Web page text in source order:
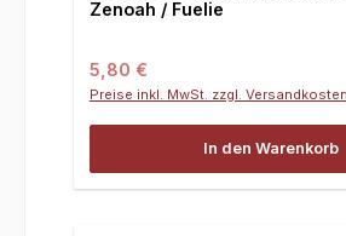
Zenoah / Fuelie
Regulärer Preis:
5,80 €
Preise inkl. MwSt. zzgl. Versandkosten
In den Warenkorb